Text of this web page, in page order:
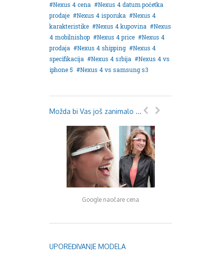
Nexus 4 cena
Nexus 4 datum početka
prodaje
Nexus 4 isporuka
Nexus 4
karakteristike
Nexus 4 kupovina
Nexus
4 mobilnishop
Nexus 4 price
Nexus 4
prodaja
Nexus 4 shipping
Nexus 4
specifikacija
Nexus 4 srbija
Nexus 4 vs
iphone 5
Nexus 4 vs samsung s3
Možda bi Vas još zanimalo ...
Google naočare cena
UPOREĐIVANJE MODELA